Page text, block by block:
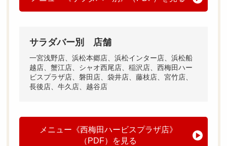
サラダバー別 店舗
一宮浅野店、浜松本郷店、浜松インター店、浜松船
越店、蟹江店、シャオ西尾店、稲沢店、西梅田ハー
ビスプラザ店、磐田店、袋井店、藤枝店、宮竹店、
長後店、牛久店、越谷店
メニュー《西梅田ハービスプラザ店》
（PDF）を見る